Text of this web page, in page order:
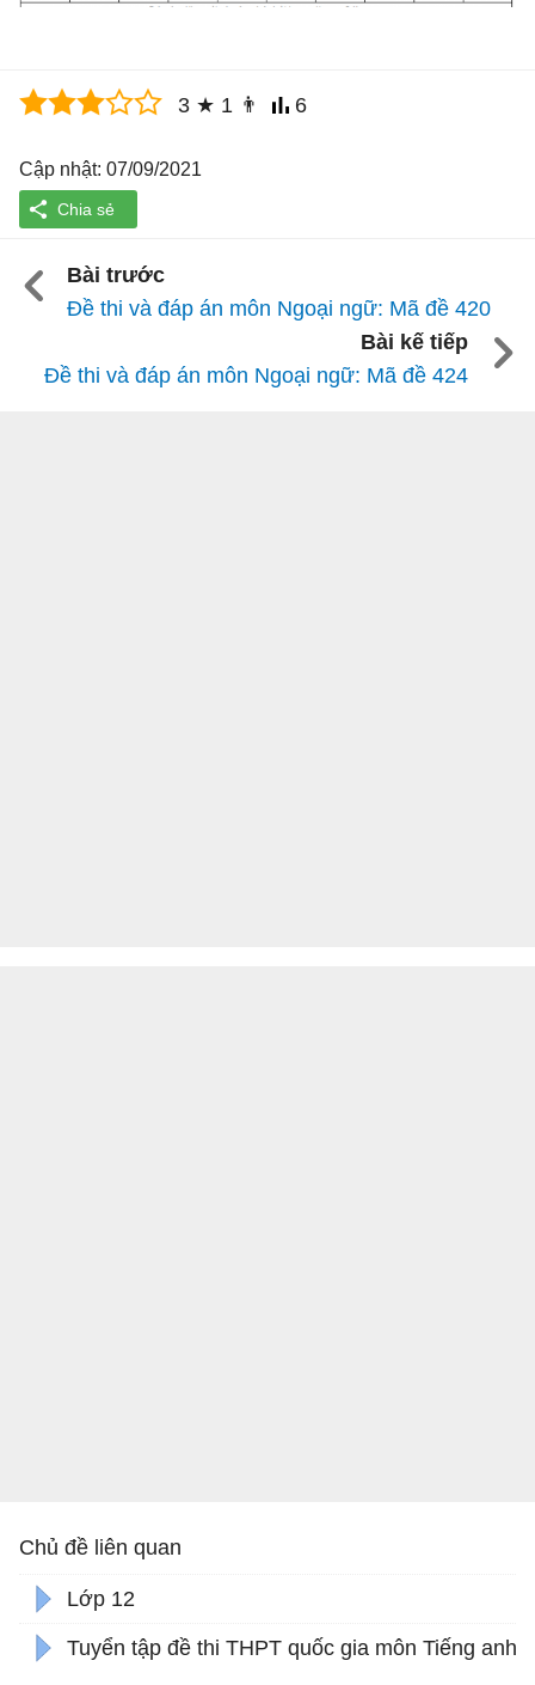
3 ★ 1 👨 6
Cập nhật: 07/09/2021
Bài trước
Đề thi và đáp án môn Ngoại ngữ: Mã đề 420
Bài kế tiếp
Đề thi và đáp án môn Ngoại ngữ: Mã đề 424
Chủ đề liên quan
Lớp 12
Tuyển tập đề thi THPT quốc gia môn Tiếng anh